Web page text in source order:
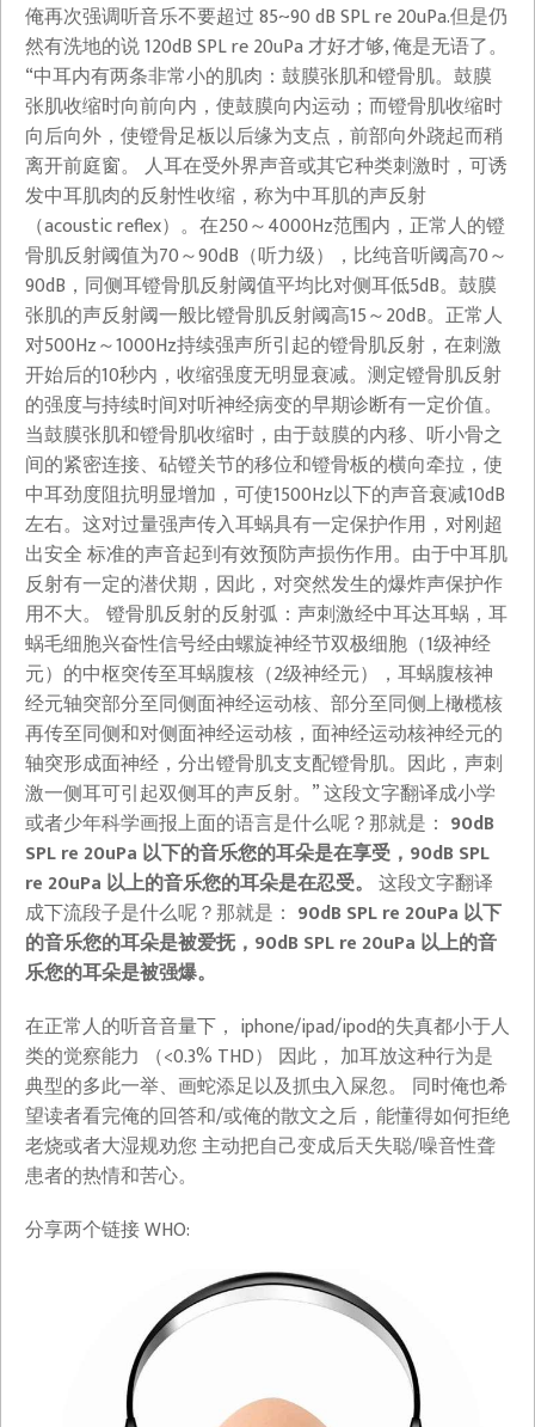
俺再次强调听音乐不要超过 85~90 dB SPL re 20uPa.但是仍
然有洗地的说 120dB SPL re 20uPa 才好才够, 俺是无语了。
“中耳内有两条非常小的肌肉：鼓膜张肌和镫骨肌。鼓膜
张肌收缩时向前向内，使鼓膜向内运动；而镫骨肌收缩时
向后向外，使镫骨足板以后缘为支点，前部向外跷起而稍
离开前庭窗。 人耳在受外界声音或其它种类刺激时，可诱
发中耳肌肉的反射性收缩，称为中耳肌的声反射
（acoustic reflex）。在250～4000Hz范围内，正常人的镫
骨肌反射阈值为70～90dB（听力级），比纯音听阈高70～
90dB，同侧耳镫骨肌反射阈值平均比对侧耳低5dB。鼓膜
张肌的声反射阈一般比镫骨肌反射阈高15～20dB。正常人
对500Hz～1000Hz持续强声所引起的镫骨肌反射，在刺激
开始后的10秒内，收缩强度无明显衰减。测定镫骨肌反射
的强度与持续时间对听神经病变的早期诊断有一定价值。
当鼓膜张肌和镫骨肌收缩时，由于鼓膜的内移、听小骨之
间的紧密连接、砧镫关节的移位和镫骨板的横向牵拉，使
中耳劲度阻抗明显增加，可使1500Hz以下的声音衰减10dB
左右。这对过量强声传入耳蜗具有一定保护作用，对刚超
出安全 标准的声音起到有效预防声损伤作用。由于中耳肌
反射有一定的潜伏期，因此，对突然发生的爆炸声保护作
用不大。 镫骨肌反射的反射弧：声刺激经中耳达耳蜗，耳
蜗毛细胞兴奋性信号经由螺旋神经节双极细胞（1级神经
元）的中枢突传至耳蜗腹核（2级神经元），耳蜗腹核神
经元轴突部分至同侧面神经运动核、部分至同侧上橄榄核
再传至同侧和对侧面神经运动核，面神经运动核神经元的
轴突形成面神经，分出镫骨肌支支配镫骨肌。因此，声刺
激一侧耳可引起双侧耳的声反射。” 这段文字翻译成小学
或者少年科学画报上面的语言是什么呢？那就是： 90dB
SPL re 20uPa 以下的音乐您的耳朵是在享受，90dB SPL
re 20uPa 以上的音乐您的耳朵是在忍受。 这段文字翻译
成下流段子是什么呢？那就是： 90dB SPL re 20uPa 以下
的音乐您的耳朵是被爱抚，90dB SPL re 20uPa 以上的音
乐您的耳朵是被强爆。
在正常人的听音音量下， iphone/ipad/ipod的失真都小于人
类的觉察能力 （<0.3% THD） 因此， 加耳放这种行为是
典型的多此一举、画蛇添足以及抓虫入屎忽。 同时俺也希
望读者看完俺的回答和/或俺的散文之后，能懂得如何拒绝
老烧或者大湿规劝您 主动把自己变成后天失聪/噪音性聋
患者的热情和苦心。
分享两个链接 WHO: